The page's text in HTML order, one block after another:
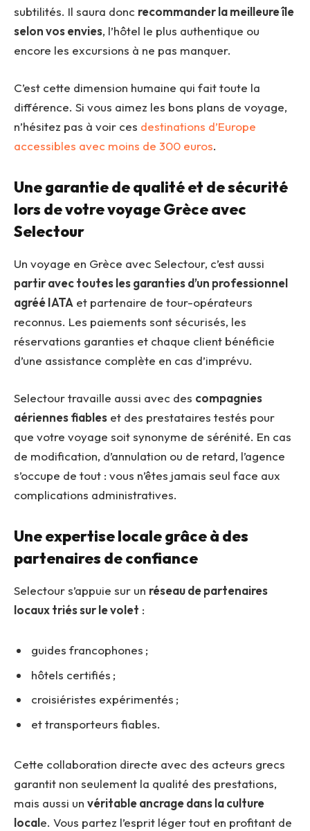
subtilités. Il saura donc recommander la meilleure île
selon vos envies, l’hôtel le plus authentique ou
encore les excursions à ne pas manquer.
C’est cette dimension humaine qui fait toute la
différence. Si vous aimez les bons plans de voyage,
n’hésitez pas à voir ces destinations d’Europe
accessibles avec moins de 300 euros.
Une garantie de qualité et de sécurité
lors de votre voyage Grèce avec
Selectour
Un voyage en Grèce avec Selectour, c’est aussi
partir avec toutes les garanties d’un professionnel
agréé IATA et partenaire de tour-opérateurs
reconnus. Les paiements sont sécurisés, les
réservations garanties et chaque client bénéficie
d’une assistance complète en cas d’imprévu.
Selectour travaille aussi avec des compagnies
aériennes fiables et des prestataires testés pour
que votre voyage soit synonyme de sérénité. En cas
de modification, d’annulation ou de retard, l’agence
s’occupe de tout : vous n’êtes jamais seul face aux
complications administratives.
Une expertise locale grâce à des
partenaires de confiance
Selectour s’appuie sur un réseau de partenaires
locaux triés sur le volet :
guides francophones ;
hôtels certifiés ;
croisiéristes expérimentés ;
et transporteurs fiables.
Cette collaboration directe avec des acteurs grecs
garantit non seulement la qualité des prestations,
mais aussi un véritable ancrage dans la culture
locale. Vous partez l’esprit léger tout en profitant de